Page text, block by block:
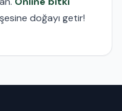
doğayı getir!